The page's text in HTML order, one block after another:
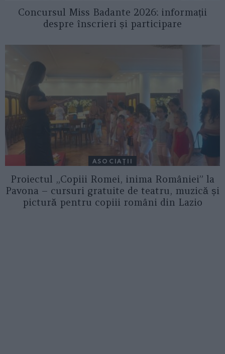
Concursul Miss Badante 2026: informații
despre înscrieri și participare
ASOCIAŢII
Proiectul „Copiii Romei, inima României” la
Pavona – cursuri gratuite de teatru, muzică și
pictură pentru copiii români din Lazio